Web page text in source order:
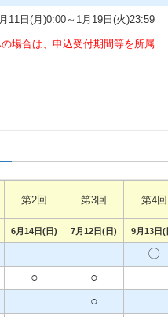
11日(月)0:00～1月19日(火)23:59
場合は、申込受付期間等を所属
第2回 第3回 第4回
6月14日(日) 7月12日(日) 9月13日(
〇
○ ○
○